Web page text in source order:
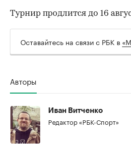
Турнир продлится до 16
Оставайтесь на связи с РБК в
Авторы
Иван Витченко
Редактор «РБК-Спорт»